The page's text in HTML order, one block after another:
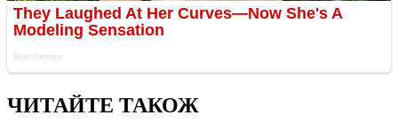
ЧИТАЙТЕ ТАКОЖ